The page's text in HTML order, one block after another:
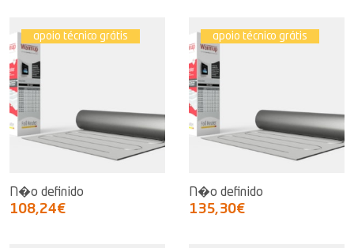
apoio técnico grátis
N�o definido
108,24€
apoio técnico grátis
N�o definido
135,30€